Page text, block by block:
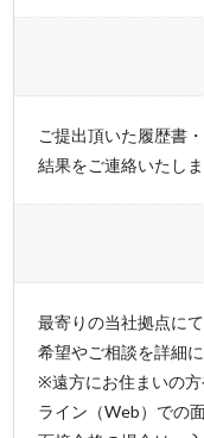
ご提出頂いた履歴書
結果をご連絡いたしま
最寄りの当社拠点に
希望やご相談を詳細
※遠方にお住まいの
ライン（Web）での